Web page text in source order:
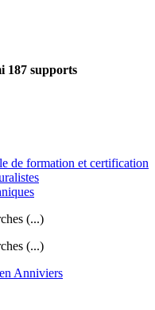
187 supports
de formation et certification
(...)
(...)
Anniviers